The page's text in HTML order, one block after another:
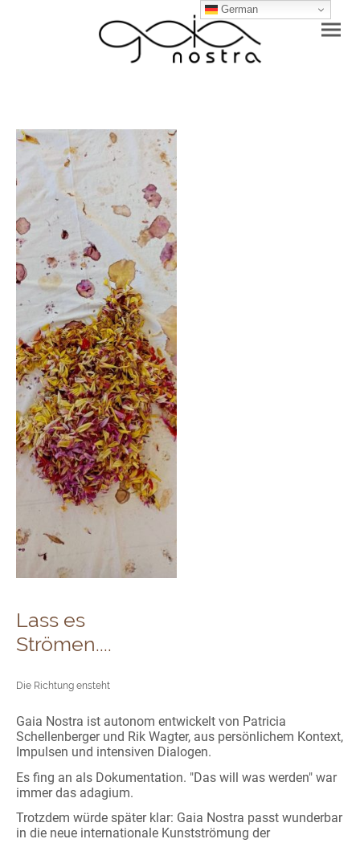
Lass es
Strömen....
Die Richtung ensteht
Gaia Nostra ist autonom entwickelt von Patricia
Schellenberger und Rik Wagter, aus persönlichem Kontext,
Impulsen und intensiven Dialogen.
Es fing an als Dokumentation. "Das will was werden" war
immer das adagium.
Trotzdem würde später klar: Gaia Nostra passt wunderbar
in die neue internationale Kunstströmung der
German